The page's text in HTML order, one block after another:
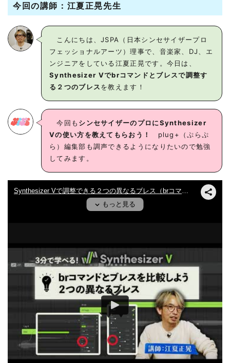
今回の講師：江夏正晃先生
こんにちは、JSPA（日本シンセサイザープロ
フェッショナルアーツ）理事で、音楽家、DJ、エ
ンジニアをしている江夏正晃です。今日は、
Synthesizer Vでbrコマンドとブレスで調整す
る２つのブレスを教えます！
今回も シンセサイザーのプロにSynthesizer
Vの使い方を教えてもらおう！
plug+（ぷらぷ
ら）編集部も調声できるようになりたいので勉強
してみます。